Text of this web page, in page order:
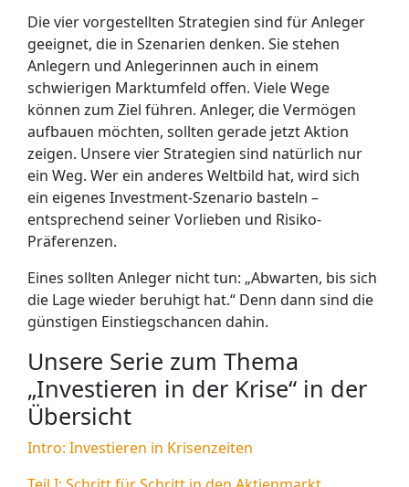
Die vier vorgestellten Strategien sind für Anleger
geeignet, die in Szenarien denken. Sie stehen
Anlegern und Anlegerinnen auch in einem
schwierigen Marktumfeld offen. Viele Wege
können zum Ziel führen. Anleger, die Vermögen
aufbauen möchten, sollten gerade jetzt Aktion
zeigen. Unsere vier Strategien sind natürlich nur
ein Weg. Wer ein anderes Weltbild hat, wird sich
ein eigenes Investment-Szenario basteln –
entsprechend seiner Vorlieben und Risiko-
Präferenzen.
Eines sollten Anleger nicht tun: „Abwarten, bis sich
die Lage wieder beruhigt hat.“ Denn dann sind die
günstigen Einstiegschancen dahin.
Unsere Serie zum Thema
„Investieren in der Krise“ in der
Übersicht
Intro: Investieren in Krisenzeiten